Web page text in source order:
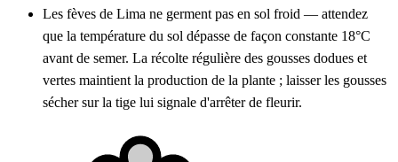
Les fèves de Lima ne germent pas en sol froid — attendez
que la température du sol dépasse de façon constante 18°C
avant de semer. La récolte régulière des gousses dodues et
vertes maintient la production de la plante ; laisser les gousses
sécher sur la tige lui signale d'arrêter de fleurir.